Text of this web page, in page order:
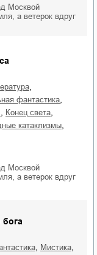
Москвой
а ветерок вдруг
фантастика
конец света
катаклизмы
Москвой
а ветерок вдруг
бога
мистика